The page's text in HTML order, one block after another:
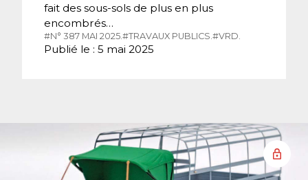
fait des sous-sols de plus en plus
encombrés…
#N° 387 MAI 2025. #TRAVAUX PUBLICS. #VRD.
Publié le : 5 mai 2025